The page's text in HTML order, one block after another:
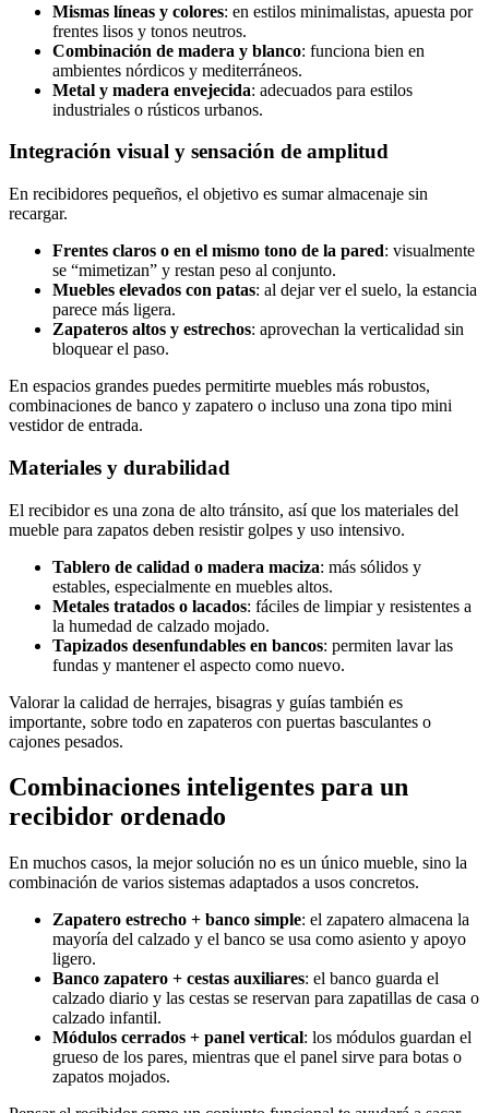
Mismas líneas y colores: en estilos minimalistas, apuesta por
frentes lisos y tonos neutros.
Combinación de madera y blanco: funciona bien en
ambientes nórdicos y mediterráneos.
Metal y madera envejecida: adecuados para estilos
industriales o rústicos urbanos.
Integración visual y sensación de amplitud
En recibidores pequeños, el objetivo es sumar almacenaje sin
recargar.
Frentes claros o en el mismo tono de la pared: visualmente
se “mimetizan” y restan peso al conjunto.
Muebles elevados con patas: al dejar ver el suelo, la estancia
parece más ligera.
Zapateros altos y estrechos: aprovechan la verticalidad sin
bloquear el paso.
En espacios grandes puedes permitirte muebles más robustos,
combinaciones de banco y zapatero o incluso una zona tipo mini
vestidor de entrada.
Materiales y durabilidad
El recibidor es una zona de alto tránsito, así que los materiales del
mueble para zapatos deben resistir golpes y uso intensivo.
Tablero de calidad o madera maciza: más sólidos y
estables, especialmente en muebles altos.
Metales tratados o lacados: fáciles de limpiar y resistentes a
la humedad de calzado mojado.
Tapizados desenfundables en bancos: permiten lavar las
fundas y mantener el aspecto como nuevo.
Valorar la calidad de herrajes, bisagras y guías también es
importante, sobre todo en zapateros con puertas basculantes o
cajones pesados.
Combinaciones inteligentes para un
recibidor ordenado
En muchos casos, la mejor solución no es un único mueble, sino la
combinación de varios sistemas adaptados a usos concretos.
Zapatero estrecho + banco simple: el zapatero almacena la
mayoría del calzado y el banco se usa como asiento y apoyo
ligero.
Banco zapatero + cestas auxiliares: el banco guarda el
calzado diario y las cestas se reservan para zapatillas de casa o
calzado infantil.
Módulos cerrados + panel vertical: los módulos guardan el
grueso de los pares, mientras que el panel sirve para botas o
zapatos mojados.